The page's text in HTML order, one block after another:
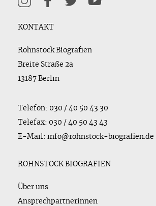
KONTAKT
Rohnstock Biografien
Breite Straße 2a
13187 Berlin
Telefon: 030 / 40 50 43 30
Telefax: 030 / 40 50 43 43
E-Mail: info@rohnstock-biografien.de
ROHNSTOCK BIOGRAFIEN
Über uns
Ansprechpartnerinnen